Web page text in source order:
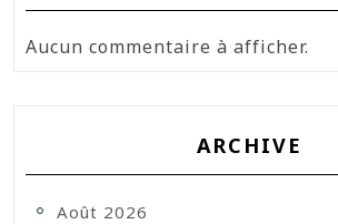
Aucun commentaire à afficher.
ARCHIVE
Août 2026